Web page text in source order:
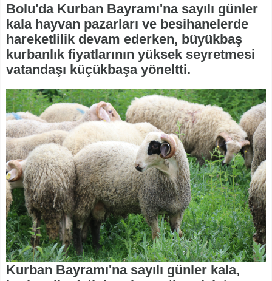
Bolu'da Kurban Bayramı'na sayılı günler
kala hayvan pazarları ve besihanelerde
hareketlilik devam ederken, büyükbaş
kurbanlık fiyatlarının yüksek seyretmesi
vatandaşı küçükbaşa yöneltti.
Kurban Bayramı'na sayılı günler kala,